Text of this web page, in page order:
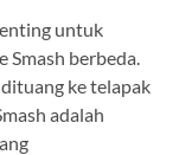
untuk
Smash berbeda.
ke telapak
adalah